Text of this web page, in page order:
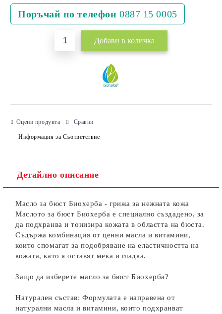
Поръчай по телефон 0887 15 0005
Оцени продукта Сравни
Информация за Съответствие
Детайлно описание
Масло за бюст Биохерба - грижа за нежната кожа
Маслото за бюст Биохерба е специално създадено, за
да подхранва и тонизира кожата в областта на бюста.
Съдържа комбинация от ценни масла и витамини,
които спомагат за подобряване на еластичността на
кожата, като я оставят мека и гладка.
Защо да изберете масло за бюст Биохерба?
Натурален състав: Формулата е направена от
натурални масла и витамини, които подхранват